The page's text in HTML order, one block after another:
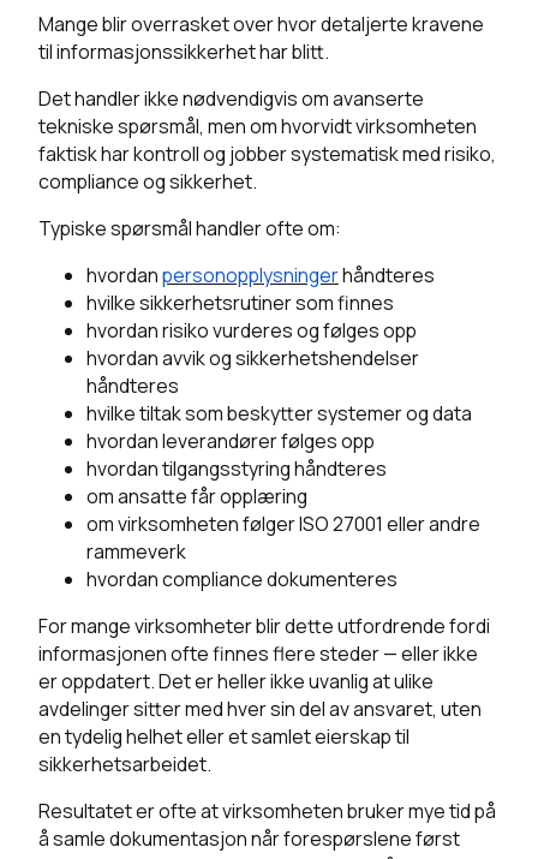
Mange blir overrasket over hvor detaljerte kravene
til informasjonssikkerhet har blitt.
Det handler ikke nødvendigvis om avanserte
tekniske spørsmål, men om hvorvidt virksomheten
faktisk har kontroll og jobber systematisk med risiko,
compliance og sikkerhet.
Typiske spørsmål handler ofte om:
hvordanpersonopplysningerhåndteres
hvilke sikkerhetsrutiner som finnes
hvordan risiko vurderes og følges opp
hvordan avvik og sikkerhetshendelser
håndteres
hvilke tiltak som beskytter systemer og data
hvordan leverandører følges opp
hvordan tilgangsstyring håndteres
om ansatte får opplæring
om virksomheten følger ISO 27001 eller andre
rammeverk
hvordan compliance dokumenteres
For mange virksomheter blir dette utfordrende fordi
informasjonen ofte finnes flere steder — eller ikke
er oppdatert. Det er heller ikke uvanlig at ulike
avdelinger sitter med hver sin del av ansvaret, uten
en tydelig helhet eller et samlet eierskap til
sikkerhetsarbeidet.
Resultatet er ofte at virksomheten bruker mye tid på
å samle dokumentasjon når forespørslene først